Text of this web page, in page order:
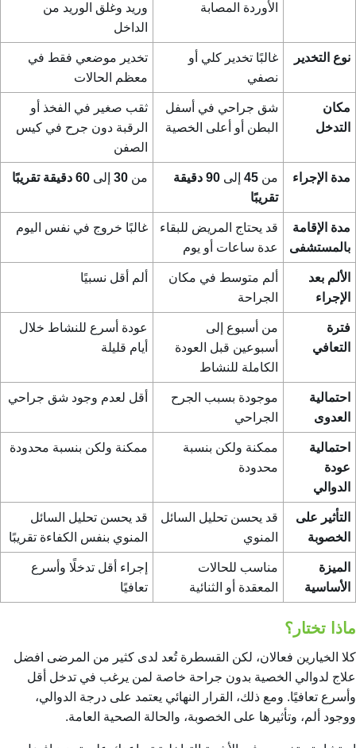
الأوردة المصابة
وريد وغلق الوريد من
الداخل
نوع التخدير
غالبًا تخدير كلي أو
نصفي
تخدير موضعي فقط في
معظم الحالات
مكان
التدخل
شق جراحي في أسفل
البطن أو أعلى الخصية
ثقب صغير في الفخذ أو
الرقبة دون جرح في كيس
الصفن
مدة الإجراء من45 إلى
90 دقيقة
تقريبًا
من30 إلى60 دقيقة تقريبًا
مدة الإقامة
بالمستشفى
قد يحتاج المريض للبقاء
عدة ساعات أو يوم
غالبًا خروج في نفس اليوم
الألم بعد
الإجراء
ألم متوسط في مكان
الجراحة
ألم أقل نسبيًا
فترة
التعافي
من أسبوع إلى
أسبوعين قبل العودة
الكاملة للنشاط
عودة أسرع للنشاط خلال
أيام قليلة
احتمالية
العدوى
موجودة بسبب الجرح
الجراحي
أقل لعدم وجود شق جراحي
احتمالية
عودة
الدوالي
ممكنة ولكن بنسبة
محدودة
ممكنة ولكن بنسبة محدودة
التأثير على
الخصوبة
قد يحسن تحليل السائل
المنوي
قد يحسن تحليل السائل
المنوي بنفس الكفاءة تقريبًا
الميزة
الأساسية
مناسب للحالات
المعقدة أو الثنائية
إجراء أقل تدخلًا وأسرع
تعافيًا
ماذا تختار؟
كلا الخيارين فعالان، لكن القسطرة تُعد لدى كثير من المرضى افضل
علاج لدوالي الخصية بدون جراحة خاصة لمن يرغب في تدخل أقل
وأسرع تعافيًا. ومع ذلك، القرار النهائي يعتمد على درجة الدوالي،
ووجود ألم، وتأثيرها على الخصوبة، والحالة الصحية العامة.